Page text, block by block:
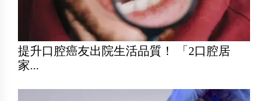
提升口腔癌友出院生活品質！ 「2口腔居
家...